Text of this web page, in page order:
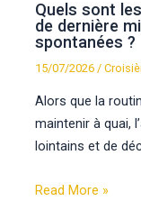
Quels sont
de dernière
spontanées ?
15/07/2026 /
Alors que la
maintenir à quai,
lointains et de
Read More »